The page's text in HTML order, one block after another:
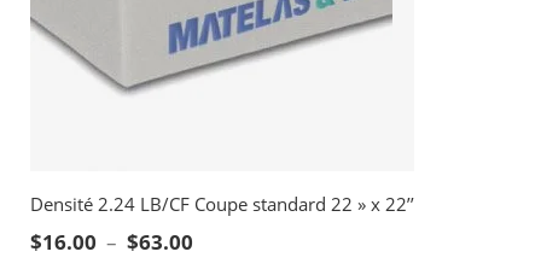
Densité 2.24 LB/CF Coupe standard 22 » x 22’’
$16.00 – $63.00